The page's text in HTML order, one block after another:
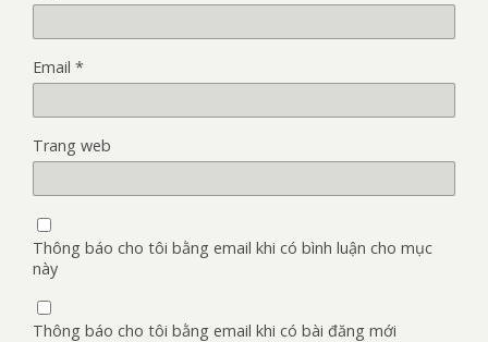
Email *
Trang web
Thông báo cho tôi bằng email khi có bình luận cho mục
này
Thông báo cho tôi bằng email khi có bài đăng mới